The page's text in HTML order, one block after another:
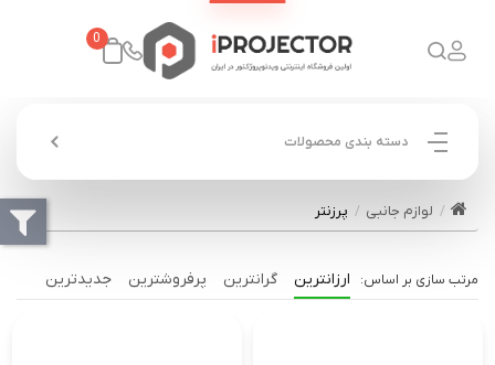
0
دسته بندی محصولات
لوازم جانبی پرزنتر
ارزانترین گرانترین پرفروشترین جدیدترین